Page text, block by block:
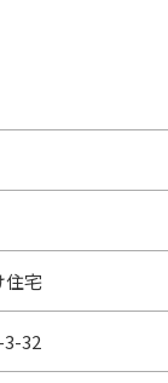
住宅
32